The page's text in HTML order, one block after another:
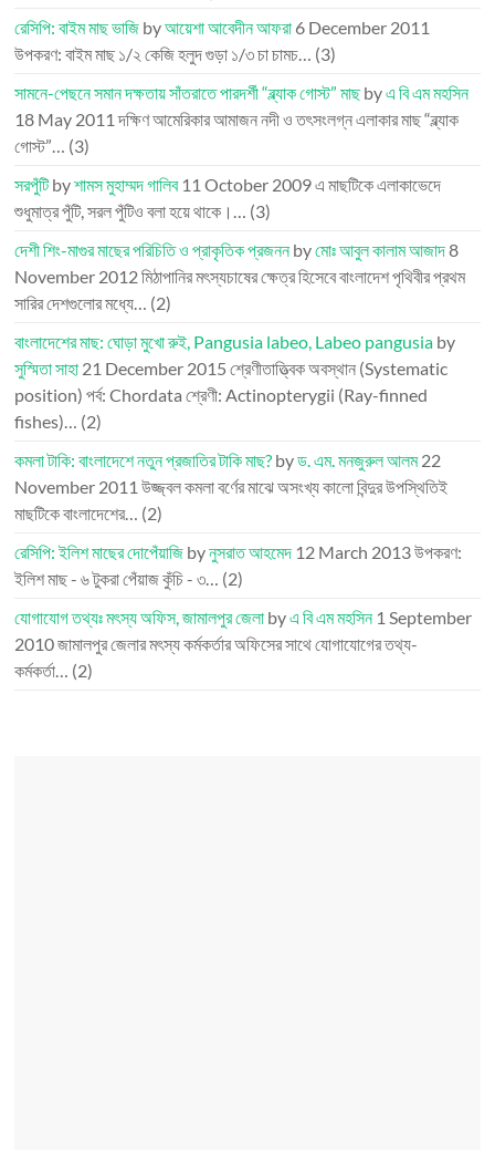
রেসিপি: বাইম মাছ ভাজি byআয়েশা আবেদীন আফরা 6 December 2011
উপকরণ: বাইম মাছ ১/২ কেজি হলুদ গুড়া ১/৩ চা চামচ… (3)
সামনে-পেছনে সমান দক্ষতায় সাঁতরাতে পারদর্শী “ব্ল্যাক গোস্ট” মাছbyএ বি এম মহসিন
18 May 2011 দক্ষিণ আমেরিকার আমাজন নদী ও তৎসংলগ্ন এলাকার মাছ “ব্ল্যাক
গোস্ট”… (3)
সরপুঁটিbyশামস মুহাম্মদ গালিব 11 October 2009এ মাছটিকে এলাকাভেদে
শুধুমাত্র পুঁটি, সরল পুঁটিও বলা হয়ে থাকে।… (3)
দেশী শিং-মাগুর মাছের পরিচিতি ও প্রাকৃতিক প্রজননbyমোঃ আবুল কালাম আজাদ8
November 2012মিঠাপানির মৎস্যচাষের ক্ষেত্র হিসেবে বাংলাদেশ পৃথিবীর প্রথম
সারির দেশগুলোর মধ্যে… (2)
বাংলাদেশের মাছ: ঘোড়া মুখো রুই, Pangusia labeo, Labeo pangusia by
সুস্মিতা সাহা 21 December 2015 শ্রেণীতাত্ত্বিক অবস্থান (Systematic
position) পর্ব: Chordata শ্রেণী: Actinopterygii (Ray-finned
fishes)… (2)
কমলা টাকি: বাংলাদেশে নতুন প্রজাতির টাকি মাছ? byড. এম. মনজুরুল আলম22
November 2011 উজ্জ্বল কমলা বর্ণের মাঝে অসংখ্য কালো বিন্দুর উপস্থিতিই
মাছটিকে বাংলাদেশের… (2)
রেসিপি: ইলিশ মাছের দোপেঁয়াজি byনুসরাত আহমেদ 12 March 2013উপকরণ:
ইলিশ মাছ - ৬ টুকরা পেঁয়াজ কুঁচি - ৩… (2)
যোগাযোগ তথ্যঃ মৎস্য অফিস, জামালপুর জেলা byএ বি এম মহসিন 1 September
2010জামালপুর জেলার মৎস্য কর্মকর্তার অফিসের সাথে যোগাযোগের তথ্য-
কর্মকর্তা… (2)